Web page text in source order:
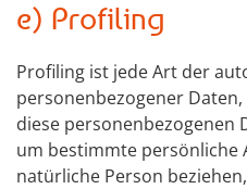
e) Profiling
Profiling ist jede Art der
personenbezogener
diese personenbezogenen
um bestimmte persönliche
natürliche Person